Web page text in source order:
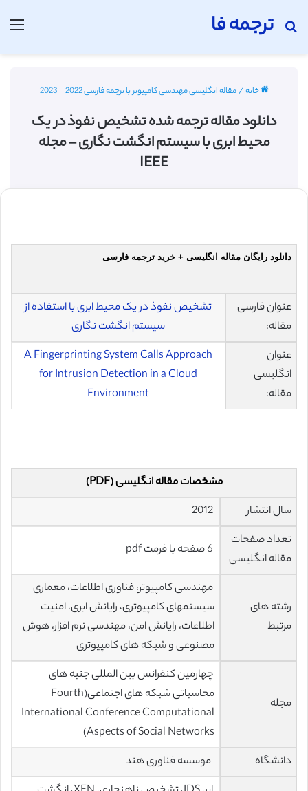
ترجمه فا
جستجو برای
خانه/مقاله انگلیسی مهندسی کامپیوتر با ترجمه فارسی 2022 - 2023
دانلود مقاله ترجمه شده تشخیص نفوذ در یک
محیط ابری با سیستم انگشت نگاری – مجله
IEEE
دانلود رایگان مقاله انگلیسی + خرید ترجمه فارسی
عنوان فارسی
مقاله:
تشخیص نفوذ در یک محیط ابری با استفاده از
سیستم انگشت نگاری
عنوان
انگلیسی
مقاله:
A Fingerprinting System Calls Approach
for Intrusion Detection in a Cloud
Environment
مشخصات مقاله انگلیسی (PDF)
سال انتشار
تعداد صفحات
مقاله انگلیسی
رشته های
مرتبط
مهندسی کامپیوتر، فناوری اطلاعات، معماری
سیستمهای کامپیوتری، رایانش ابری، امنیت
اطلاعات، رایانش امن، مهندسی نرم افزار، هوش
مصنوعی و شبکه های کامپیوتری
مجله
چهارمین کنفرانس بین المللی جنبه های
محاسباتی شبکه های اجتماعی(Fourth
International Conference Computational
Aspects of Social Networks)
دانشگاه
موسسه فناوری هند